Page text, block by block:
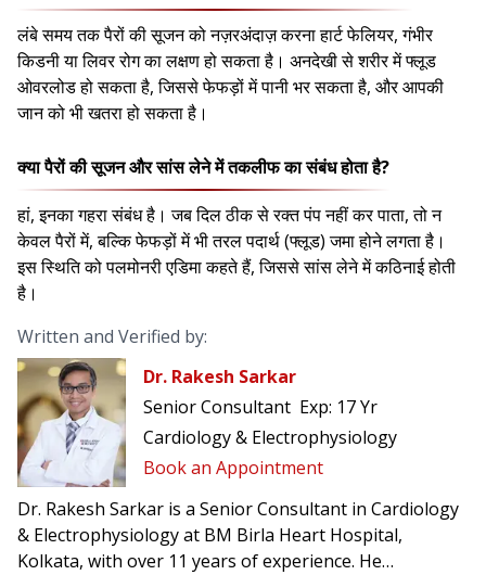
लंबे समय तक पैरों की सूजन को नज़रअंदाज़ करना हार्ट फेलियर, गंभीर
किडनी या लिवर रोग का लक्षण हो सकता है। अनदेखी से शरीर में फ्लूड
ओवरलोड हो सकता है, जिससे फेफड़ों में पानी भर सकता है, और आपकी
जान को भी खतरा हो सकता है।
क्या पैरों की सूजन और सांस लेने में तकलीफ का संबंध होता है?
हां, इनका गहरा संबंध है। जब दिल ठीक से रक्त पंप नहीं कर पाता, तो न
केवल पैरों में, बल्कि फेफड़ों में भी तरल पदार्थ (फ्लूड) जमा होने लगता है।
इस स्थिति को पलमोनरी एडिमा कहते हैं, जिससे सांस लेने में कठिनाई होती
है।
Written and Verified by:
Dr. Rakesh Sarkar
Senior Consultant Exp: 17 Yr
Cardiology & Electrophysiology
Book an Appointment
Dr. Rakesh Sarkar is a Senior Consultant in Cardiology
& Electrophysiology at BM Birla Heart Hospital,
Kolkata, with over 11 years of experience. He